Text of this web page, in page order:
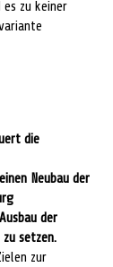
es zu keiner
die
Neubau der
der
setzen.
zur